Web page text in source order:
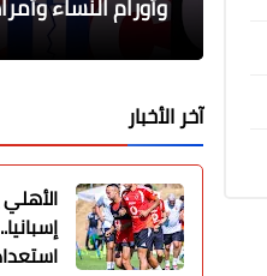
وأورام النساء
على البيئة من
لإنعقاد امتحانات
الاستزراع السمكي
لسكرتيرى عموم
آخر الأخبار